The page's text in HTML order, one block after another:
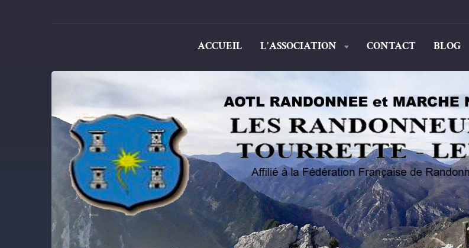
ACCUEIL L'ASSOCIATION CONTACT BLOG